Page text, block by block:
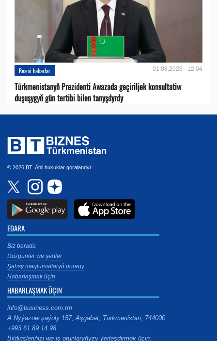
Resmi habarlar 01.08.2026 - 12:04
Türkmenistanyň Prezidenti Awazada geçiriljek konsultatiw
duşuşygyň gün tertibi bilen tanyşdyrdy
© 2026 BT. Ähli hukuklar goralandyr.
EDARA
Biz barada
Düzgünler we şertler
Şahsy maglumatlaryň goragy
Habarlaşmak üçin
HABARLAŞMAK ÜÇIN
info@business.com.tm
A.Nyýazow şaýoly 157, Aşgabat, Türkmenistan, 744000
+993 61 89 14 98
Bildirişleriňizi we iş orunlaryňyzy ýerleşdirmek üçin: